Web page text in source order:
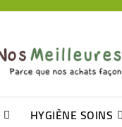
HYGIÈNE SOINS